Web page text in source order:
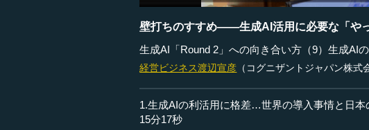
壁打ちのすすめ――生成AI活用に必要な「や
生成AI「Round 2」への向き合い方（9）生成AI
経営ビジネス渡辺宣彦 （コグニザントジャパン株式
1.生成AIの利活用に格差…世界の導入事情と日本
15分17秒